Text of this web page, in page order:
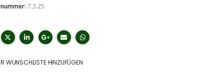
7.3.25
WUNSCHLISTE HINZUFÜGEN